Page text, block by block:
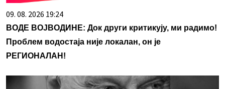
09. 08. 2026 19:24
ВОДЕ ВОЈВОДИНЕ: Док други критикују, ми радимо!
Проблем водостаја није локалан, он је
РЕГИОНАЛАН!